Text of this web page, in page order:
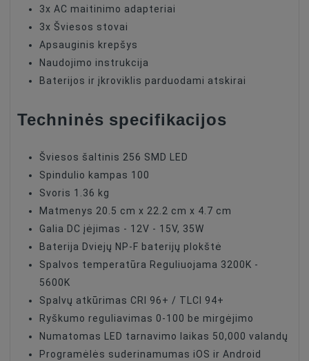
3x AC maitinimo adapteriai
3x Šviesos stovai
Apsauginis krepšys
Naudojimo instrukcija
Baterijos ir įkroviklis parduodami atskirai
Techninės specifikacijos
Šviesos šaltinis 256 SMD LED
Spindulio kampas 100
Svoris 1.36 kg
Matmenys 20.5 cm x 22.2 cm x 4.7 cm
Galia DC įėjimas - 12V - 15V, 35W
Baterija Dviejų NP-F baterijų plokštė
Spalvos temperatūra Reguliuojama 3200K -
5600K
Spalvų atkūrimas CRI 96+ / TLCI 94+
Ryškumo reguliavimas 0-100 be mirgėjimo
Numatomas LED tarnavimo laikas 50,000 valandų
Programėlės suderinamumas iOS ir Android